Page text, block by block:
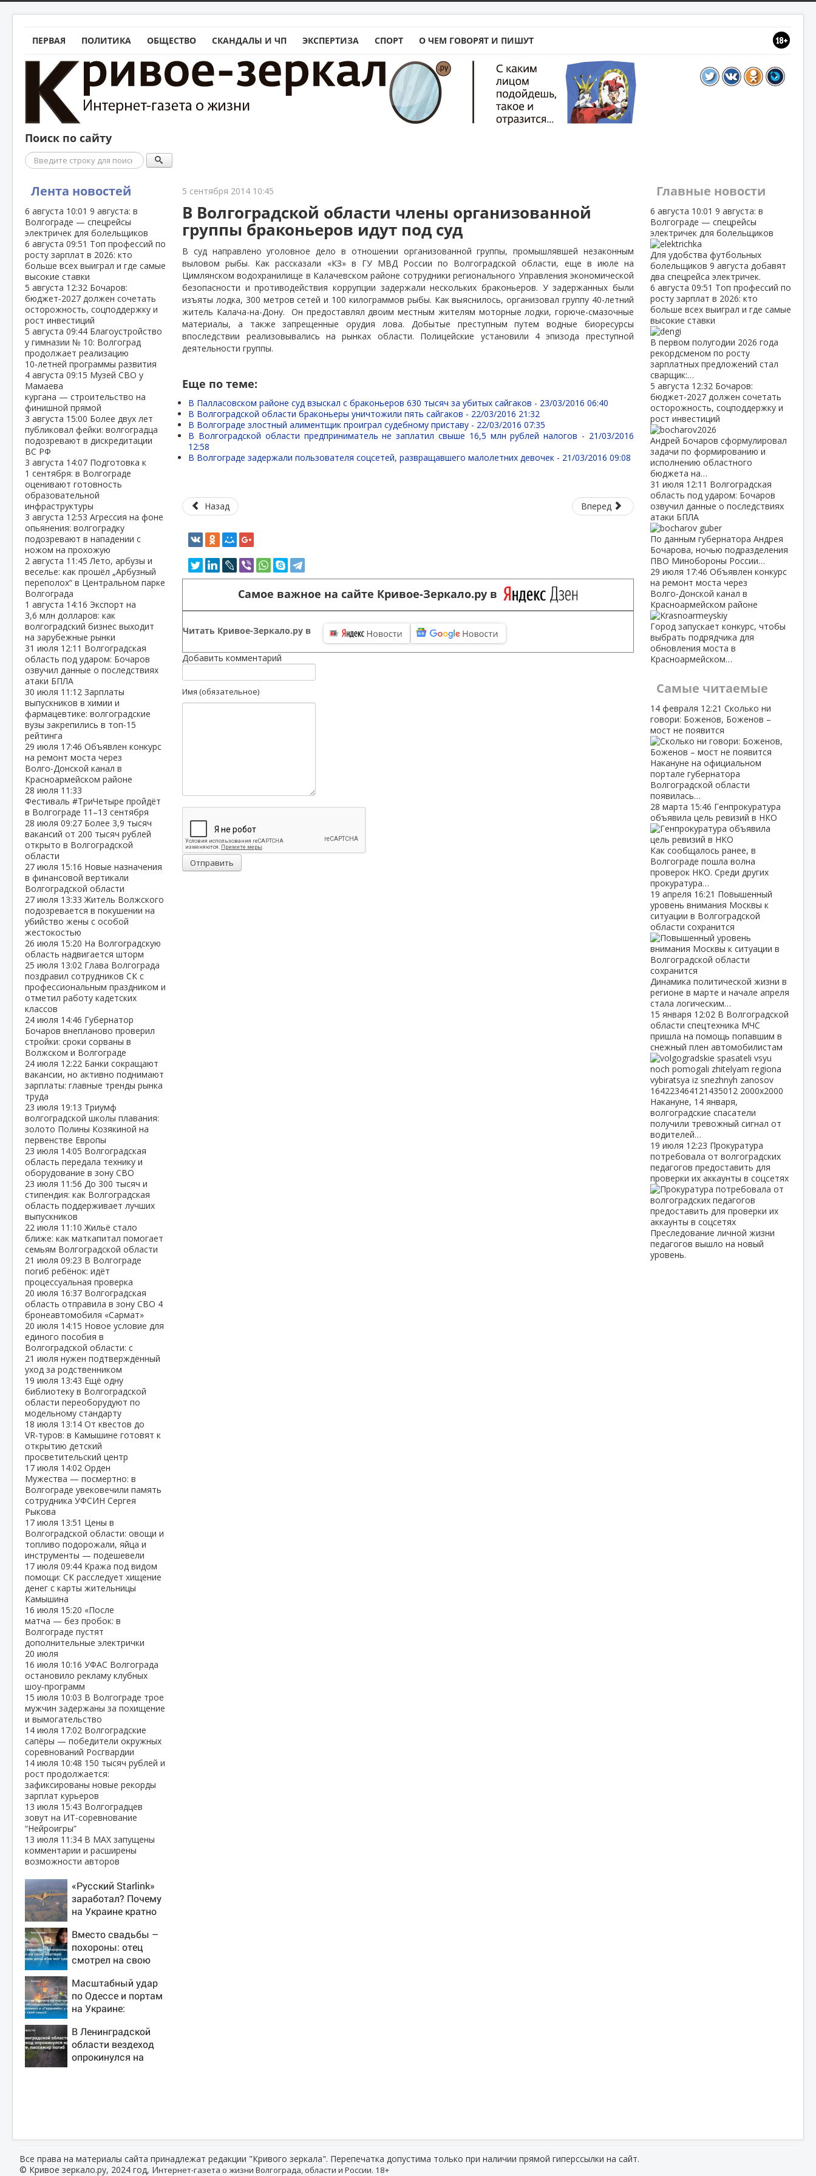
ПЕРВАЯ ПОЛИТИКА ОБЩЕСТВО СКАНДАЛЫ И ЧП ЭКСПЕРТИЗА СПОРТ О ЧЕМ ГОВОРЯТ И ПИШУТ
Поиск по сайту
Поиск
Лента новостей
6 августа 10:01 9 августа: в
Волгограде — спецрейсы
электричек для болельщиков
6 августа 09:51 Топ профессий по
росту зарплат в 2026: кто
больше всех выиграл и где самые
высокие ставки
5 августа 12:32 Бочаров:
бюджет‑2027 должен сочетать
осторожность, соцподдержку и
рост инвестиций
5 августа 09:44 Благоустройство
у гимназии № 10: Волгоград
продолжает реализацию
10‑летней программы развития
4 августа 09:15 Музей СВО у
Мамаева
кургана — строительство на
финишной прямой
3 августа 15:00 Более двух лет
публиковал фейки: волгоградца
подозревают в дискредитации
ВС РФ
3 августа 14:07 Подготовка к
1 сентября: в Волгограде
оценивают готовность
образовательной
инфраструктуры
3 августа 12:53 Агрессия на фоне
опьянения: волгоградку
подозревают в нападении с
ножом на прохожую
2 августа 11:45Лето, арбузы и
веселье: как прошёл „Арбузный
переполох“ в Центральном парке
Волгограда
1 августа 14:16 Экспорт на
3,6 млн долларов: как
волгоградский бизнес выходит
на зарубежные рынки
31 июля 12:11 Волгоградская
область под ударом: Бочаров
озвучил данные о последствиях
атаки БПЛА
30 июля 11:12 Зарплаты
выпускников в химии и
фармацевтике: волгоградские
вузы закрепились в топ‑15
рейтинга
29 июля 17:46 Объявлен конкурс
на ремонт моста через
Волго‑Донской канал в
Красноармейском районе
28 июля 11:33
Фестиваль #ТриЧетыре пройдёт
в Волгограде 11–13 сентября
28 июля 09:27 Более 3,9 тысяч
вакансий от 200 тысяч рублей
открыто в Волгоградской
области
27 июля 15:16 Новые назначения
в финансовой вертикали
Волгоградской области
27 июля 13:33Житель Волжского
подозревается в покушении на
убийство жены с особой
жестокостью
26 июля 15:20 На Волгоградскую
область надвигается шторм
25 июля 13:02 Глава Волгограда
поздравил сотрудников СК с
профессиональным праздником и
отметил работу кадетских
классов
24 июля 14:46 Губернатор
Бочаров внепланово проверил
стройки: сроки сорваны в
Волжском и Волгограде
24 июля 12:22 Банки сокращают
вакансии, но активно поднимают
зарплаты: главные тренды рынка
труда
23 июля 19:13 Триумф
волгоградской школы плавания:
золото Полины Козякиной на
первенстве Европы
23 июля 14:05 Волгоградская
область передала технику и
оборудование в зону СВО
23 июля 11:56 До 300 тысяч и
стипендия: как Волгоградская
область поддерживает лучших
выпускников
22 июля 11:10Жильё стало
ближе: как маткапитал помогает
семьям Волгоградской области
21 июля 09:23 В Волгограде
погиб ребёнок: идёт
процессуальная проверка
20 июля 16:37 Волгоградская
область отправила в зону СВО 4
бронеавтомобиля «Сармат»
20 июля 14:15 Новое условие для
единого пособия в
Волгоградской области: с
21 июля нужен подтверждённый
уход за родственником
19 июля 13:43 Ещё одну
библиотеку в Волгоградской
области переоборудуют по
модельному стандарту
18 июля 13:14 От квестов до
VR‑туров: в Камышине готовят к
открытию детский
просветительский центр
17 июля 14:02 Орден
Мужества — посмертно: в
Волгограде увековечили память
сотрудника УФСИН Сергея
Рыкова
17 июля 13:51 Цены в
Волгоградской области: овощи и
топливо подорожали, яйца и
инструменты — подешевели
17 июля 09:44 Кража под видом
помощи: СК расследует хищение
денег с карты жительницы
Камышина
16 июля 15:20 «После
матча — без пробок: в
Волгограде пустят
дополнительные электрички
20 июля
16 июля 10:16 УФАС Волгограда
остановило рекламу клубных
шоу‑программ
15 июля 10:03 В Волгограде трое
мужчин задержаны за похищение
и вымогательство
14 июля 17:02 Волгоградские
сапёры — победители окружных
соревнований Росгвардии
14 июля 10:48 150 тысяч рублей и
рост продолжается:
зафиксированы новые рекорды
зарплат курьеров
13 июля 15:43 Волгоградцев
зовут на ИТ‑соревнование
“Нейроигры”
13 июля 11:34 В МАХ запущены
комментарии и расширены
возможности авторов
«Русский Starlink»
заработал? Почему
на Украине кратно
точность попаданий
по объектам ВСУ
Вместо свадьбы –
похороны: отец
смотрел на свою
дочь и не мог
сдержать слезы
Масштабный удар
по Одессе и портам
на Украине:
подробности об
ударах России 9
августа 2026 года
В Ленинградской
области вездеход
опрокинулся на
5 сентября 2014 10:45
В Волгоградской области члены организованной
группы браконьеров идут под суд
В суд направлено уголовное дело в отношении организованной группы, промышлявшей незаконным
выловом рыбы. Как рассказали «КЗ» в ГУ МВД России по Волгоградской области, еще в июле на
Цимлянском водохранилище в Калачевском районе сотрудники регионального Управления экономической
безопасности и противодействия коррупции задержали нескольких браконьеров. У задержанных были
изъяты лодка, 300 метров сетей и 100 килограммов рыбы. Как выяснилось, организовал группу 40-летний
житель Калача-на-Дону.
Он предоставлял двоим местным жителям моторные лодки, горюче-смазочные
материалы, а также запрещенные орудия лова. Добытые преступным путем водные биоресурсы
впоследствии реализовывались на рынках области. Полицейские установили 4 эпизода преступной
деятельности группы.
Еще по теме:
В Палласовском районе суд взыскал с браконьеров 630 тысяч за убитых сайгаков - 23/03/2016 06:40
В Волгоградской области браконьеры уничтожили пять сайгаков - 22/03/2016 21:32
В Волгограде злостный алиментщик проиграл судебному приставу - 22/03/2016 07:35
В Волгоградской области предприниматель не заплатил свыше 16,5 млн рублей налогов - 21/03/2016
12:58
В Волгограде задержали пользователя соцсетей, развращавшего малолетних девочек - 21/03/2016 09:08
Назад Вперед
Самое важное на сайте Кривое-Зеркало.ру в
Читать Кривое-Зеркало.ру в
Добавить комментарий
Имя (обязательное)
Отправить
Главные новости
6 августа 10:01 9 августа: в
Волгограде — спецрейсы
электричек для болельщиков
Для удобства футбольных
болельщиков 9 августа добавят
два спецрейса электричек.
6 августа 09:51 Топ профессий по
росту зарплат в 2026: кто
больше всех выиграл и где самые
высокие ставки
В первом полугодии 2026 года
рекордсменом по росту
зарплатных предложений стал
сварщик:…
5 августа 12:32 Бочаров:
бюджет‑2027 должен сочетать
осторожность, соцподдержку и
рост инвестиций
Андрей Бочаров сформулировал
задачи по формированию и
исполнению областного
бюджета на…
31 июля 12:11 Волгоградская
область под ударом: Бочаров
озвучил данные о последствиях
атаки БПЛА
По данным губернатора Андрея
Бочарова, ночью подразделения
ПВО Минобороны России…
29 июля 17:46 Объявлен конкурс
на ремонт моста через
Волго‑Донской канал в
Красноармейском районе
Город запускает конкурс, чтобы
выбрать подрядчика для
обновления моста в
Красноармейском…
Самые читаемые
14 февраля 12:21 Сколько ни
говори: Боженов, Боженов –
мост не появится
Накануне на официальном
портале губернатора
Волгоградской области
появилась…
28 марта 15:46 Генпрокуратура
объявила цель ревизий в НКО
Как сообщалось ранее, в
Волгограде пошла волна
проверок НКО. Среди других
прокуратура…
19 апреля 16:21 Повышенный
уровень внимания Москвы к
ситуации в Волгоградской
области сохранится
Динамика политической жизни в
регионе в марте и начале апреля
стала логическим…
15 января 12:02 В Волгоградской
области спецтехника МЧС
пришла на помощь попавшим в
снежный плен автомобилистам
Накануне, 14 января,
волгоградские спасатели
получили тревожный сигнал от
водителей…
19 июля 12:23 Прокуратура
потребовала от волгоградских
педагогов предоставить для
проверки их аккаунты в соцсетях
Преследование личной жизни
педагогов вышло на новый
уровень.
Все права на материалы сайта принадлежат редакции "Кривого зеркала". Перепечатка допустима только при наличии прямой гиперссылки на сайт.
© Кривое зеркало.ру, 2024 год, Интернет-газета о жизни Волгограда, области и России. 18+